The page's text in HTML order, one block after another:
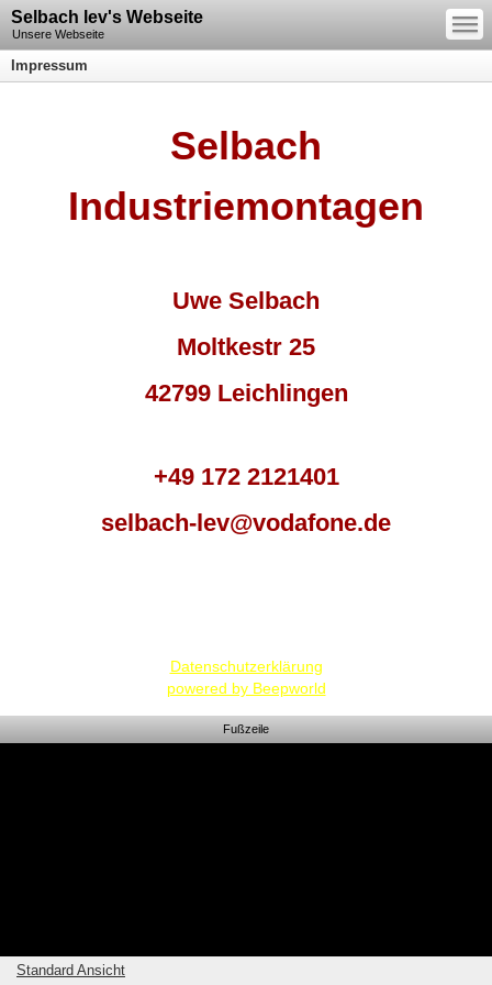
Selbach lev's Webseite
Unsere Webseite
—
—
—
Impressum
Selbach
Industriemontagen
Uwe Selbach
Moltkestr 25
42799 Leichlingen
+49 172 2121401
selbach-lev@vodafone.de
Datenschutzerklärung
powered by Beepworld
Fußzeile
Standard Ansicht